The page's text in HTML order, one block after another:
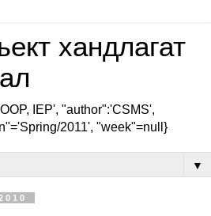
хандлагат
IEP', "author":'CSMS',
2011', "week"=null}
▼